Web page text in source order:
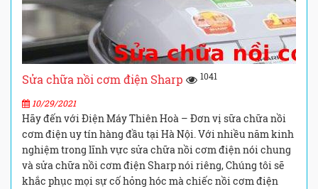
Sửa chữa nồi cơm điện Sharp 1041
10/29/2021
Hãy đến với Điện Máy Thiên Hoà – Đơn vị sữa chữa nồi
cơm điện uy tín hàng đầu tại Hà Nội. Với nhiều năm kinh
nghiệm trong lĩnh vực sửa chữa nồi cơm điện nói chung
và sửa chữa nồi cơm điện Sharp nói riêng, Chúng tôi sẽ
khắc phục mọi sự cố hỏng hóc mà chiếc nồi cơm điện